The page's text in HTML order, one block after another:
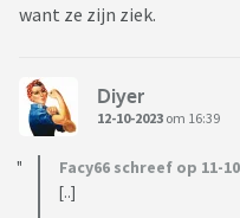
want ze zijn ziek.
Diyer
12-10-2023 om 16:39
Facy66 schreef op 11-
[..]